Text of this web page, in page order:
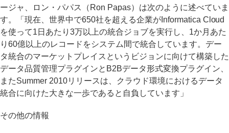
ージャ、ロン・パパス（Ron Papas）は次のように述べていま
す。「現在、世界中で650社を超える企業がInformatica Cloud
を使って1日あたり3万以上の統合ジョブを実行し、1か月あた
り60億以上のレコードをシステム間で統合しています。デー
タ統合のマーケットプレイスというビジョンに向けて構築した
データ品質管理プラグインとB2Bデータ形式変換プラグイン、
またSummer 2010リリースは、クラウド環境におけるデータ
統合に向けた大きな一歩であると自負しています」
その他の情報